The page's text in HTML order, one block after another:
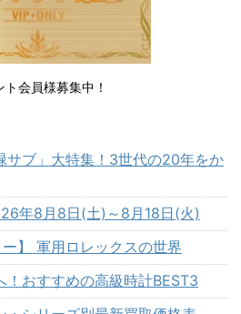
ト会員様募集中！
サブ」大特集！3世代の20年をか
年8月8日(土)～8月18日(火)
】 軍用ロレックスの世界
！おすすめの高級時計BEST3